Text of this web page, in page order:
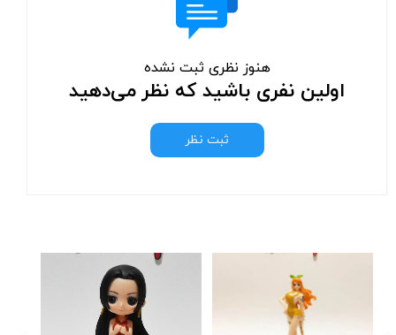
هنوز نظری ثبت نشده
اولین نفری باشید که نظر می‌دهید
ثبت نظر